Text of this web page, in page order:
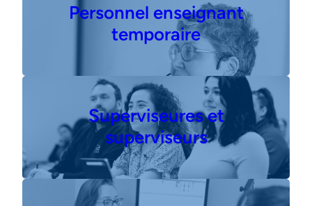
Personnel enseignant
temporaire
Superviseures et
superviseurs